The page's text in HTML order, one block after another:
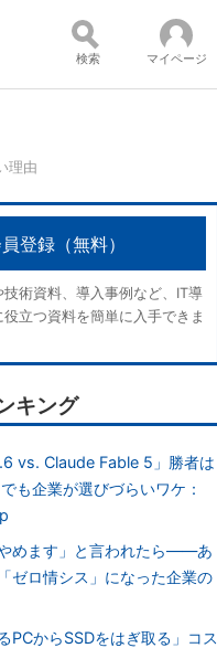
：
検索 マイページ
理由
登録（無料）
術資料、導入事例など、IT導
役立つ資料を簡単に入手できま
キング
vs. Claude Fable 5」勝者は
も企業が選びづらいワケ：
やめます」と言われたら――あ
ゼロ情シス」になった企業の
PCからSSDをはぎ取る」コス